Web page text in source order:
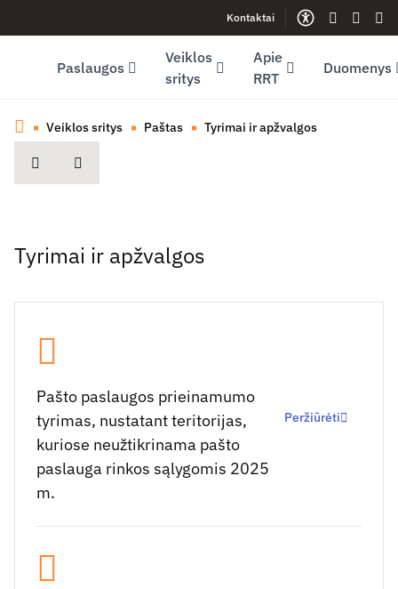
Youtube (opens in new window)Kontaktai
Gestų
Paslaugos
Veiklos
sritys
Apie
RRT
Duomenys
Veiklos sritys Paštas Tyrimai ir apžvalgos
spausdintiDalintis
Tyrimai ir apžvalgos
Pašto paslaugos prieinamumo
tyrimas, nustatant teritorijas,
kuriose neužtikrinama pašto
paslauga rinkos sąlygomis 2025
m.
Peržiūrėti